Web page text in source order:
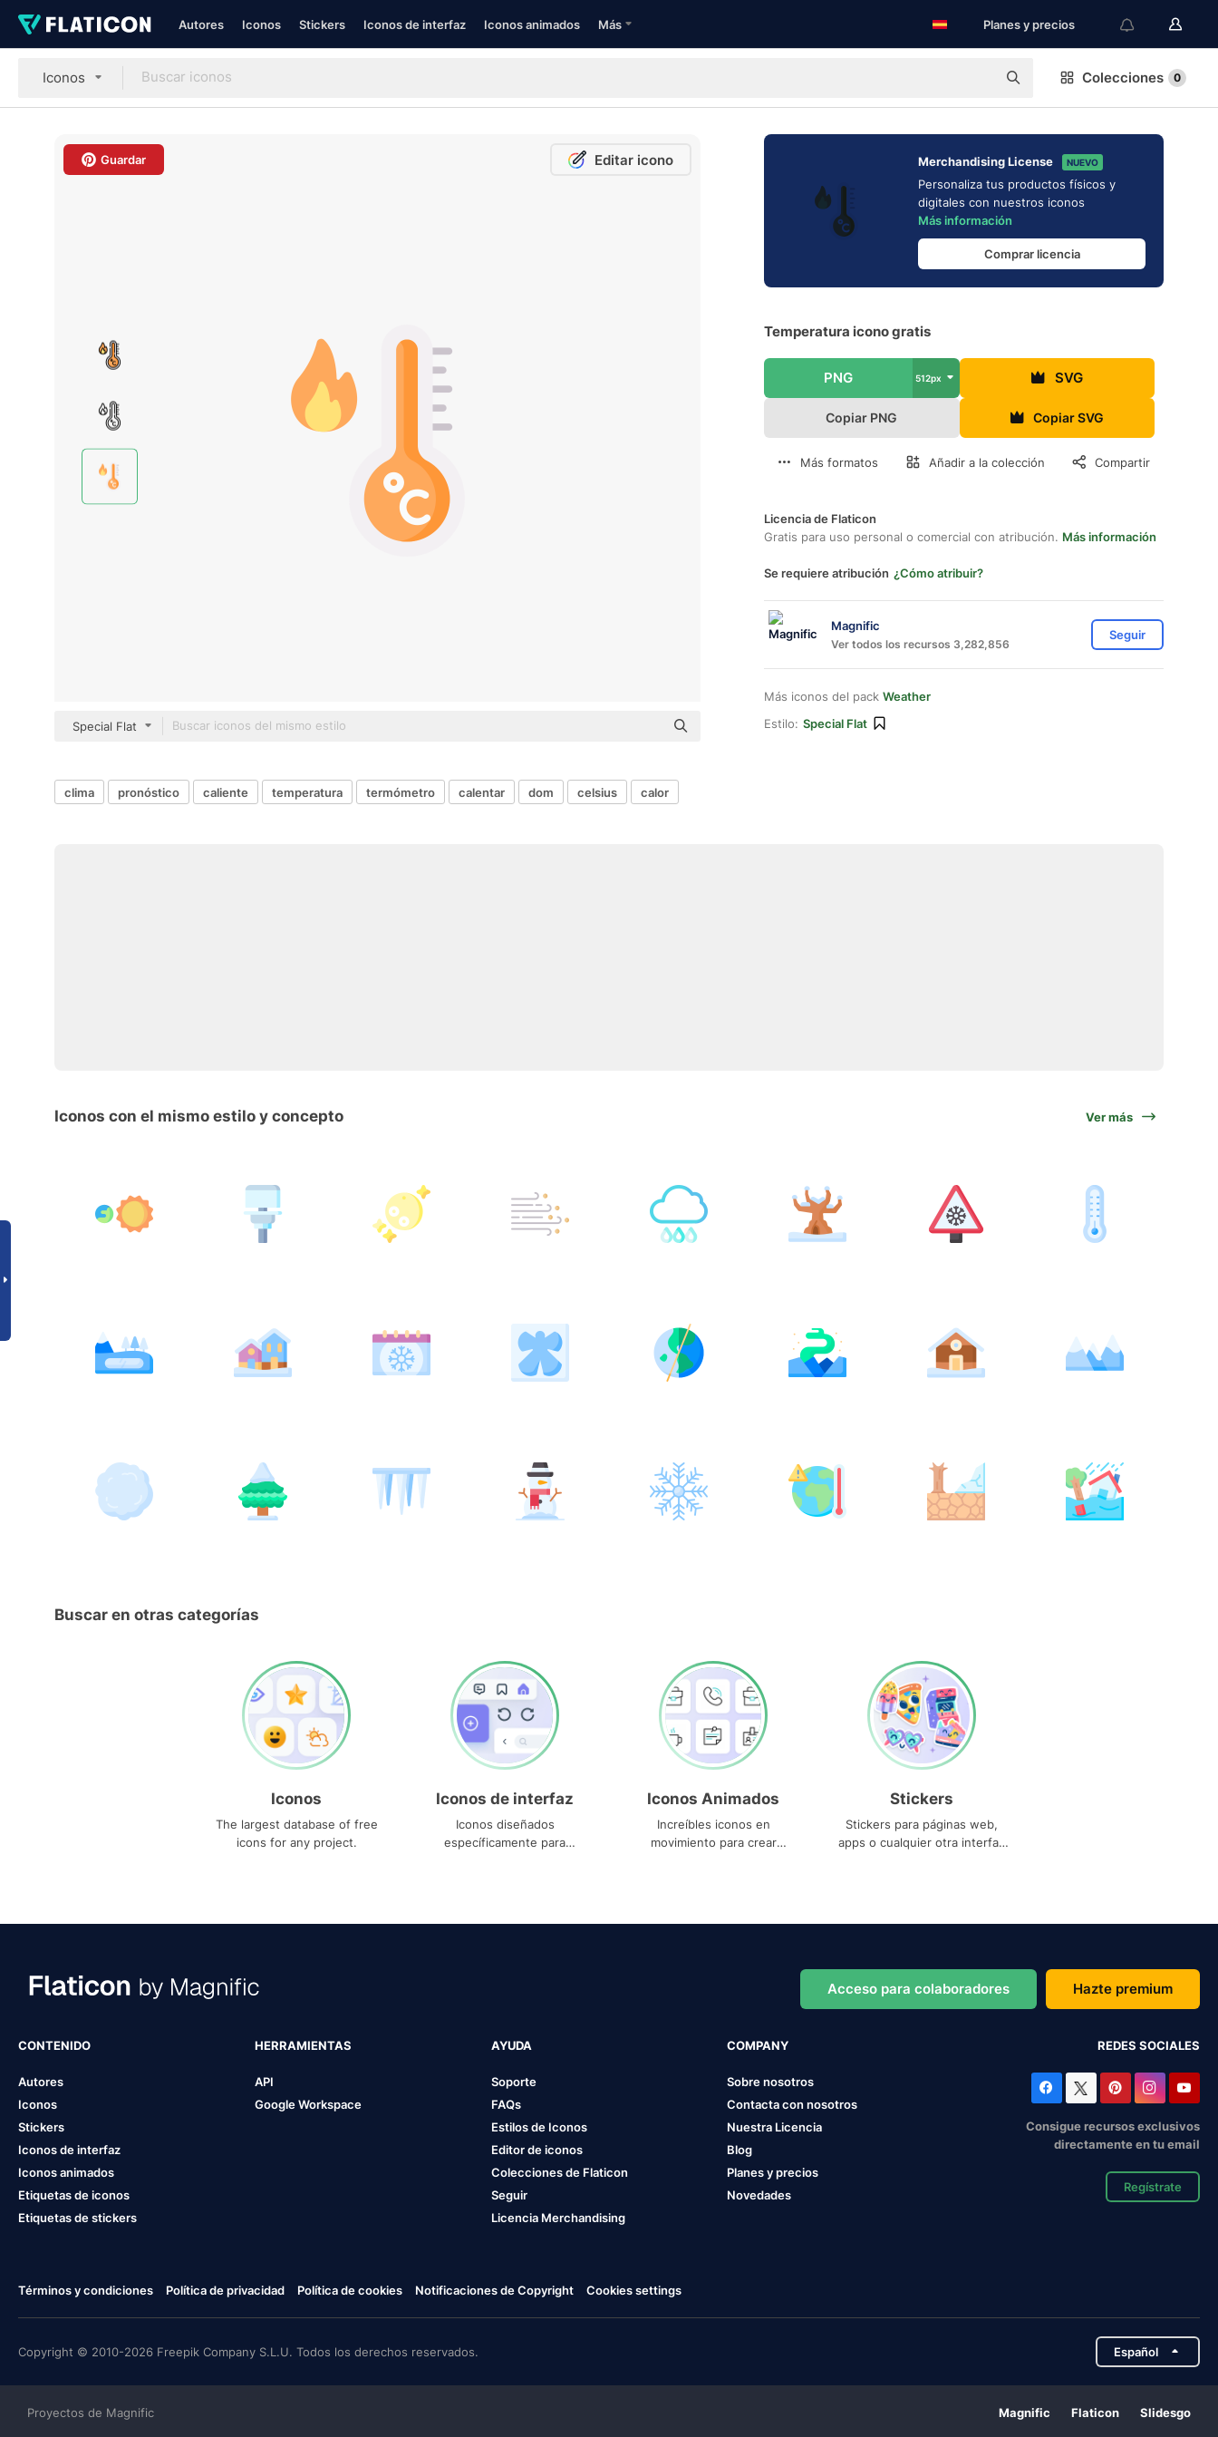
Autores Iconos Stickers Iconos de interfaz Iconos animados Más Planes y precios
Iconos Colecciones 0
Guardar Editar icono
Special Flat
Merchandising License NUEVO
Personaliza tus productos físicos y
digitales con nuestros iconos
Más información
Comprar licencia
Temperatura icono gratis
PNG 512px SVG
Copiar PNG Copiar SVG
Más formatos Añadir a la colección Compartir
Licencia de Flaticon
Gratis para uso personal o comercial con atribución. Más información
Se requiere atribución ¿Cómo atribuir?
Magnific
Ver todos los recursos 3,282,856
Seguir
Más iconos del pack Weather
Estilo: Special Flat
clima pronóstico caliente temperatura termómetro calentar dom celsius calor
Iconos con el mismo estilo y concepto Ver más
Buscar en otras categorías
Iconos
The largest database of free
icons for any project.
Iconos de interfaz
Iconos diseñados
específicamente para
Iconos Animados
Increíbles iconos en
movimiento para crear
Stickers
Stickers para páginas web,
apps o cualquier otra interfaz
Acceso para colaboradores Hazte premium
CONTENIDO
Autores
Iconos
Stickers
Iconos de interfaz
Iconos animados
Etiquetas de iconos
Etiquetas de stickers
HERRAMIENTAS
API
Google Workspace
AYUDA
Soporte
FAQs
Estilos de Iconos
Editor de iconos
Colecciones de Flaticon
Seguir
Licencia Merchandising
COMPANY
Sobre nosotros
Contacta con nosotros
Nuestra Licencia
Blog
Planes y precios
Novedades
REDES SOCIALES
Consigue recursos exclusivos
directamente en tu email
Regístrate
Términos y condiciones Política de privacidad Política de cookies Notificaciones de Copyright Cookies settings
Copyright © 2010-2026 Freepik Company S.L.U. Todos los derechos reservados. Español
Proyectos de Magnific Magnific Flaticon Slidesgo